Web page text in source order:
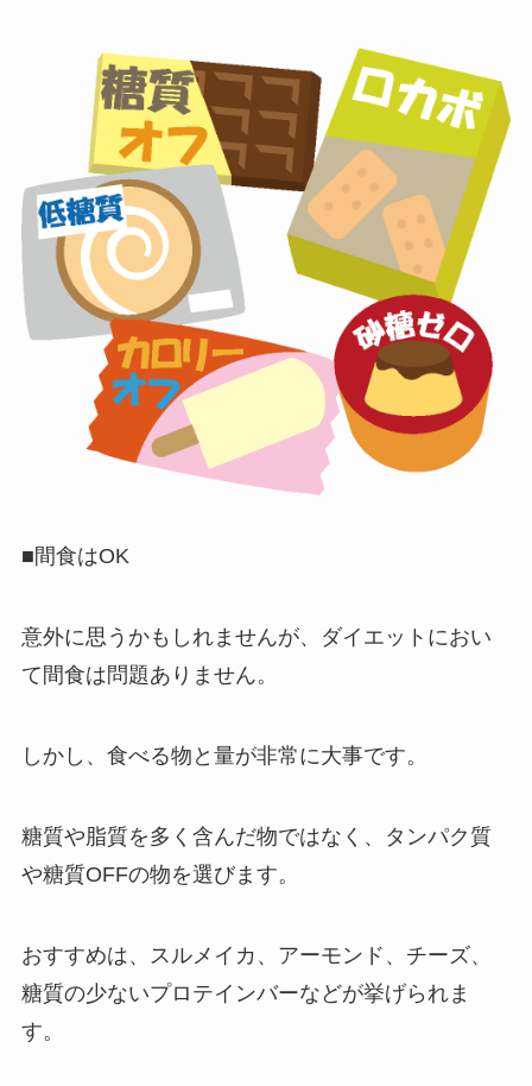
■間食はOK
意外に思うかもしれませんが、ダイエットにおい
て間食は問題ありません。
しかし、食べる物と量が非常に大事です。
糖質や脂質を多く含んだ物ではなく、タンパク質
や糖質OFFの物を選びます。
おすすめは、スルメイカ、アーモンド、チーズ、
糖質の少ないプロテインバーなどが挙げられま
す。